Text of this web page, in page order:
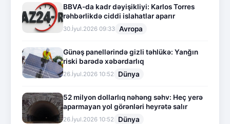
BBVA-da kadr dəyişikliyi: Karlos Torres
rəhbərlikdə ciddi islahatlar aparır
30.İyul.2026 09:33 Avropa
Günəş panellərində gizli təhlükə: Yanğın
riski barədə xəbərdarlıq
26.İyul.2026 10:52 Dünya
52 milyon dollarlıq nəhəng səhv: Heç yerə
aparmayan yol görənləri heyrətə salır
26.İyul.2026 10:52 Dünya